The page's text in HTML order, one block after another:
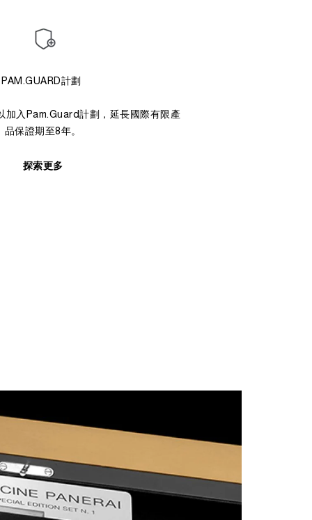
PAM.GUARD計劃
加入Pam.Guard計劃，延長國際有限產
品保證期至8年。
探索更多